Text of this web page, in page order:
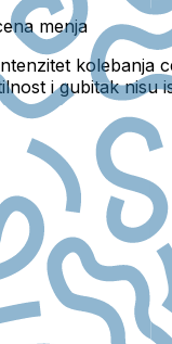
menja
kolebanja
i gubitak nisu